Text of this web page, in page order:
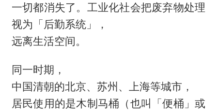
一切都消失了。工业化社会把废弃物处理
视为「后勤系统」，
远离生活空间。
同一时期，
中国清朝的北京、苏州、上海等城市，
居民使用的是木制马桶（也叫「便桶」或